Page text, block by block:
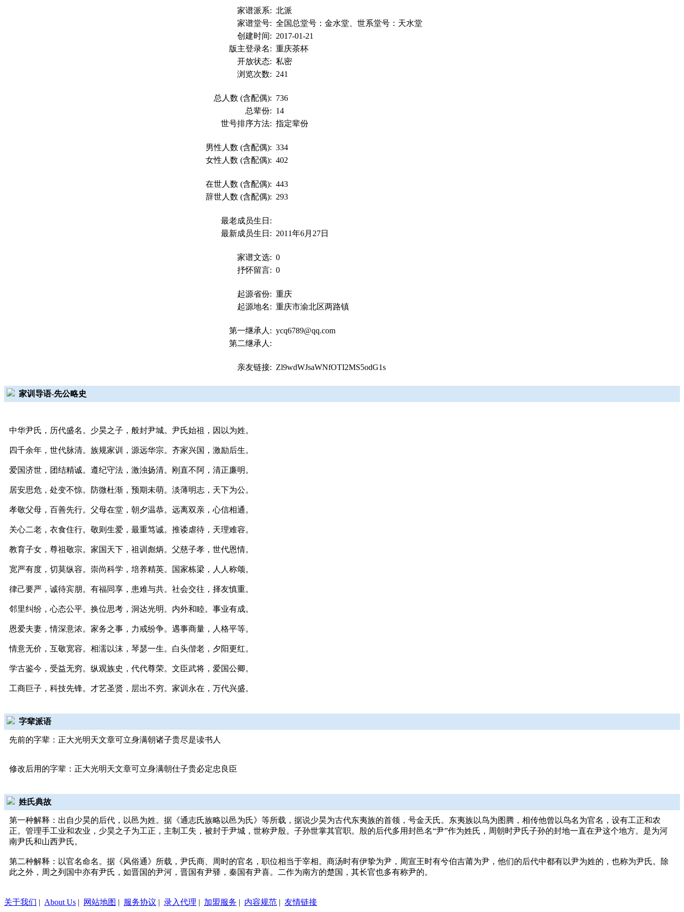
家谱派系: 北派
家谱堂号: 全国总堂号：金水堂、世系堂号：天水堂
创建时间: 2017-01-21
版主登录名: 重庆茶杯
开放状态: 私密
浏览次数: 241
总人数 (含配偶): 736
总辈份: 14
世号排序方法: 指定辈份
男性人数 (含配偶): 334
女性人数 (含配偶): 402
在世人数 (含配偶): 443
辞世人数 (含配偶): 293
最老成员生日:
最新成员生日: 2011年6月27日
家谱文选: 0
抒怀留言: 0
起源省份: 重庆
起源地名: 重庆市渝北区两路镇
第一继承人: ycq6789@qq.com
第二继承人:
亲友链接: Zl9wdWJsaWNfOTI2MS5odG1s
家训导语-先公略史
中华尹氏，历代盛名。少昊之子，般封尹城。尹氏始祖，因以为姓。
四千余年，世代脉清。族规家训，源远华宗。齐家兴国，激励后生。
爱国济世，团结精诚。遵纪守法，激浊扬清。刚直不阿，清正廉明。
居安思危，处变不惊。防微杜渐，预期未萌。淡薄明志，天下为公。
孝敬父母，百善先行。父母在堂，朝夕温恭。远离双亲，心信相通。
关心二老，衣食住行。敬则生爱，最重笃诚。推诿虐待，天理难容。
教育子女，尊祖敬宗。家国天下，祖训彪炳。父慈子孝，世代恩情。
宽严有度，切莫纵容。崇尚科学，培养精英。国家栋梁，人人称颂。
律己要严，诚待宾朋。有福同享，患难与共。社会交往，择友慎重。
邻里纠纷，心态公平。换位思考，洞达光明。内外和睦。事业有成。
恩爱夫妻，情深意浓。家务之事，力戒纷争。遇事商量，人格平等。
情意无价，互敬宽容。相濡以沫，琴瑟一生。白头偕老，夕阳更红。
学古鉴今，受益无穷。纵观族史，代代尊荣。文臣武将，爱国公卿。
工商巨子，科技先锋。才艺圣贤，层出不穷。家训永在，万代兴盛。
字辈派语
先前的字辈：正大光明天文章可立身满朝诸子贵尽是读书人
修改后用的字辈：正大光明天文章可立身满朝仕子贵必定忠良臣
姓氏典故
第一种解释：出自少昊的后代，以邑为姓。据《通志氏族略以邑为氏》等所载，据说少昊为古代东夷族的首领，号金天氏。东夷族以鸟为图腾，相传他曾以鸟名为官名，设有工正和农
正。管理手工业和农业，少昊之子为工正，主制工失，被封于尹城，世称尹殷。子孙世掌其官职。殷的后代多用封邑名“尹”作为姓氏，周朝时尹氏子孙的封地一直在尹这个地方。是为河
南尹氏和山西尹氏。
第二种解释：以官名命名。据《风俗通》所载，尹氏商、周时的官名，职位相当于宰相。商汤时有伊挚为尹，周宣王时有兮伯吉莆为尹，他们的后代中都有以尹为姓的，也称为尹氏。除
此之外，周之列国中亦有尹氏，如晋国的尹河，晋国有尹驿，秦国有尹喜。二作为南方的楚国，其长官也多有称尹的。
关于我们 | About Us | 网站地图 | 服务协议 | 录入代理 | 加盟服务 | 内容规范 | 友情链接